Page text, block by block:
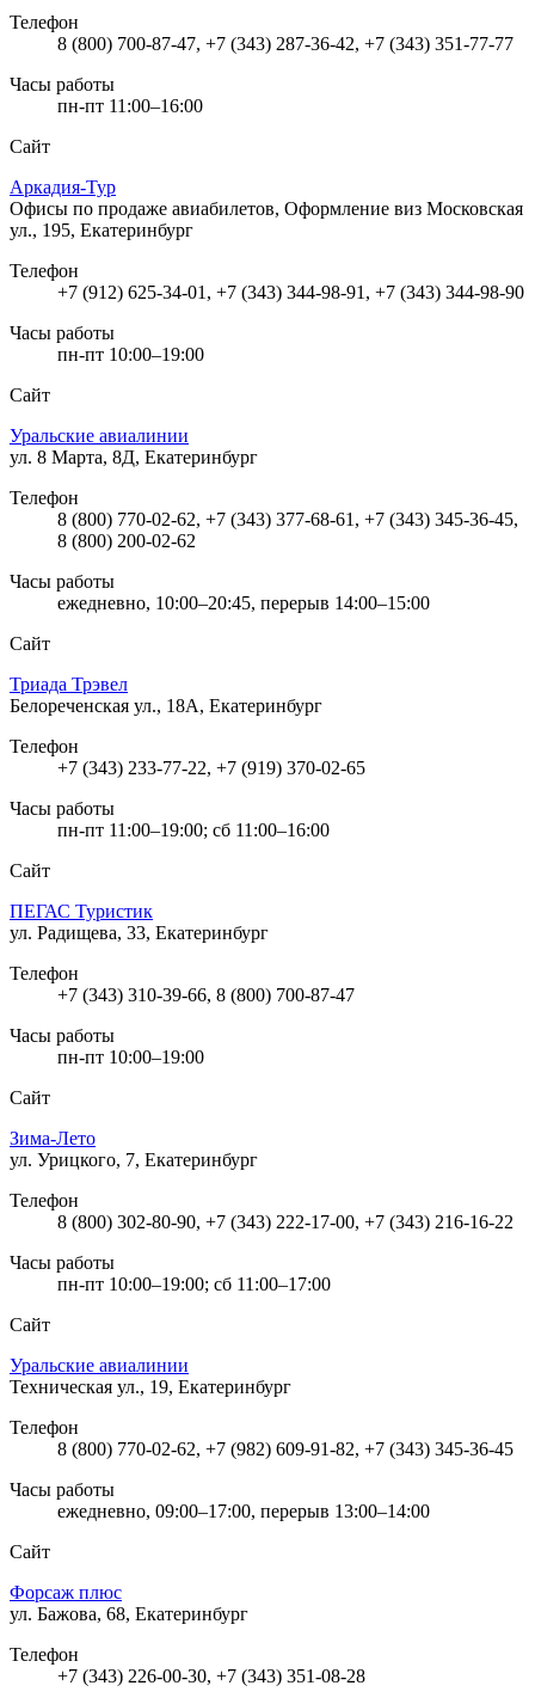
Телефон
8 (800) 700-87-47, +7 (343) 287-36-42, +7 (343) 351-77-77
Часы работы
пн-пт 11:00–16:00
Сайт
Аркадия-Тур
Офисы по продаже авиабилетов, Оформление виз Московская
ул., 195, Екатеринбург
Телефон
+7 (912) 625-34-01, +7 (343) 344-98-91, +7 (343) 344-98-90
Часы работы
пн-пт 10:00–19:00
Сайт
Уральские авиалинии
ул. 8 Марта, 8Д, Екатеринбург
Телефон
8 (800) 770-02-62, +7 (343) 377-68-61, +7 (343) 345-36-45,
8 (800) 200-02-62
Часы работы
ежедневно, 10:00–20:45, перерыв 14:00–15:00
Сайт
Триада Трэвел
Белореченская ул., 18А, Екатеринбург
Телефон
+7 (343) 233-77-22, +7 (919) 370-02-65
Часы работы
пн-пт 11:00–19:00; сб 11:00–16:00
Сайт
ПЕГАС Туристик
ул. Радищева, 33, Екатеринбург
Телефон
+7 (343) 310-39-66, 8 (800) 700-87-47
Часы работы
пн-пт 10:00–19:00
Сайт
Зима-Лето
ул. Урицкого, 7, Екатеринбург
Телефон
8 (800) 302-80-90, +7 (343) 222-17-00, +7 (343) 216-16-22
Часы работы
пн-пт 10:00–19:00; сб 11:00–17:00
Сайт
Уральские авиалинии
Техническая ул., 19, Екатеринбург
Телефон
8 (800) 770-02-62, +7 (982) 609-91-82, +7 (343) 345-36-45
Часы работы
ежедневно, 09:00–17:00, перерыв 13:00–14:00
Сайт
Форсаж плюс
ул. Бажова, 68, Екатеринбург
Телефон
+7 (343) 226-00-30, +7 (343) 351-08-28